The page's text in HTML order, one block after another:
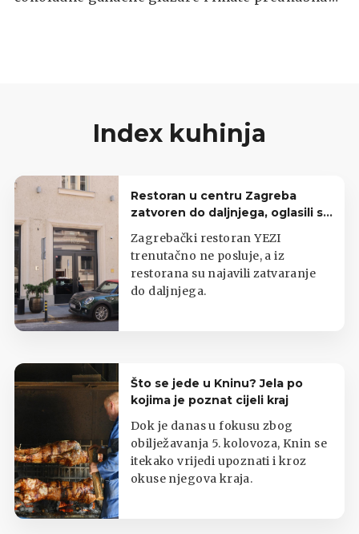
Index kuhinja
Restoran u centru Zagreba
zatvoren do daljnjega, oglasili se
iz lokala
Zagrebački restoran YEZI
trenutačno ne posluje, a iz
restorana su najavili zatvaranje
do daljnjega.
Što se jede u Kninu? Jela po
kojima je poznat cijeli kraj
Dok je danas u fokusu zbog
obilježavanja 5. kolovoza, Knin se
itekako vrijedi upoznati i kroz
okuse njegova kraja.